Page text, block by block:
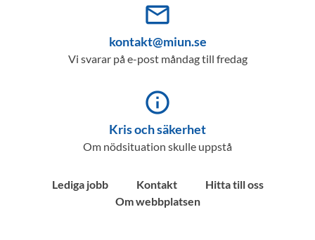
mail_outline
kontakt@miun.se
Vi svarar på e-post måndag till fredag
info_outline
Kris och säkerhet
Om nödsituation skulle uppstå
Lediga jobb Kontakt
Hitta till oss
Om webbplatsen